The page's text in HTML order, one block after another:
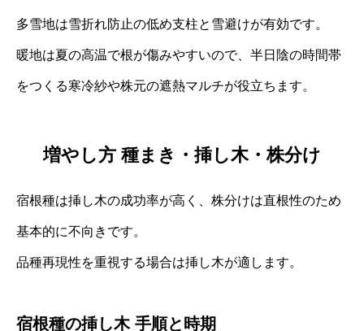
多雪地は雪折れ防止の低め支柱と雪避けが有効です。
暖地は夏の高温で根が傷みやすいので、半日陰の時間帯
をつくる寒冷紗や株元の遮熱マルチが役立ちます。
増やし方 種まき・挿し木・株分け
宿根種は挿し木の成功率が高く、株分けは直根性のため
基本的に不向きです。
品種再現性を重視する場合は挿し木が適します。
宿根種の挿し木 手順と時期